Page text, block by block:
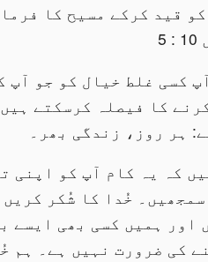
قید کرکے مسیح کا
کسی غلط خیال کو جو
کا فیصلہ کرسکتے
ہر روز، زندگی بھر۔
کہ یہ کام آپ کو اپنی
خُدا کا شُکر
اور ہمیں کسی بھی ایسے
کی ضرورت نہیں ہے۔ ہم